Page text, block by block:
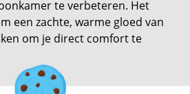
te verbeteren. Het
een ​​zachte, warme gloed van
om je direct comfort te